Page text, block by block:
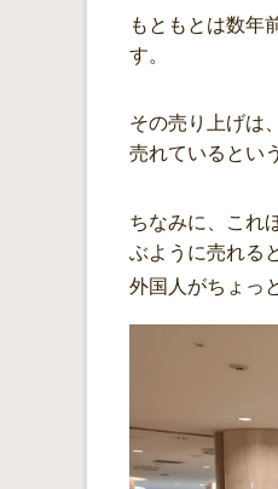
もともとは数年
す。
その売り上げは
売れているとい
ちなみに、これ
ぶように売れる
外国人がちょっ